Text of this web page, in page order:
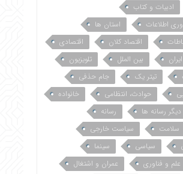
ادبیات و کتاب
اطلاعات
استان ها
اقتصاد کلان
اقتصادی
ایران بین الملل
تلویزیون
تیتر یک
جام حذفی
حوادث، انتظامی
خانواده
دیگر رسانه ها
رسانه
سلامت
سیاست خارجی
سیاسی
سینما
علم و فناوری
عمران و اشتغال